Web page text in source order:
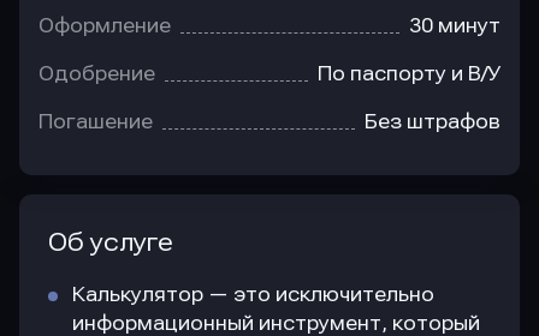
Оформление 30 минут
Одобрение По паспорту и В/У
Погашение Без штрафов
Об услуге
Калькулятор — это исключительно
информационный инструмент, который